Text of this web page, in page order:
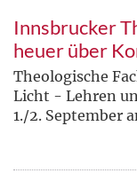
Innsbrucker
heuer über
Theologische
Licht - Lehren
1./2. September